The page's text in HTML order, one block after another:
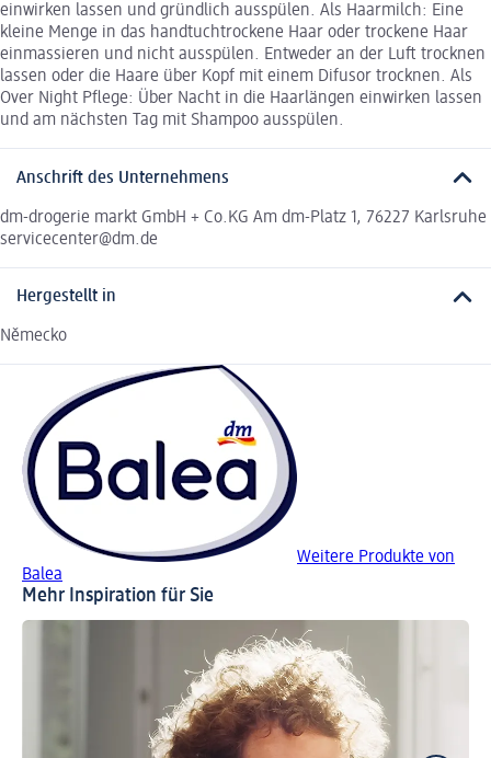
einwirken lassen und gründlich ausspülen. Als Haarmilch: Eine
kleine Menge in das handtuchtrockene Haar oder trockene Haar
einmassieren und nicht ausspülen. Entweder an der Luft trocknen
lassen oder die Haare über Kopf mit einem Difusor trocknen. Als
Over Night Pflege: Über Nacht in die Haarlängen einwirken lassen
und am nächsten Tag mit Shampoo ausspülen.
Anschrift des Unternehmens
dm-drogerie markt GmbH + Co.KG Am dm-Platz 1, 76227 Karlsruhe
servicecenter@dm.de
Hergestellt in
Německo
Weitere Produkte von
Balea
Mehr Inspiration für Sie